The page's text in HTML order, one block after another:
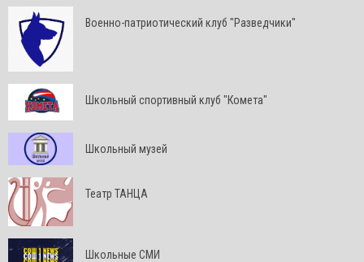
Военно-патриотический клуб "Разведчики"
Школьный спортивный клуб "Комета"
Школьный музей
Театр ТАНЦА
Школьные СМИ